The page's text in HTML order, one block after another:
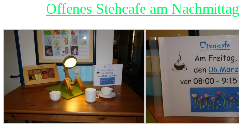
Offenes Stehcafe am Nachmittag